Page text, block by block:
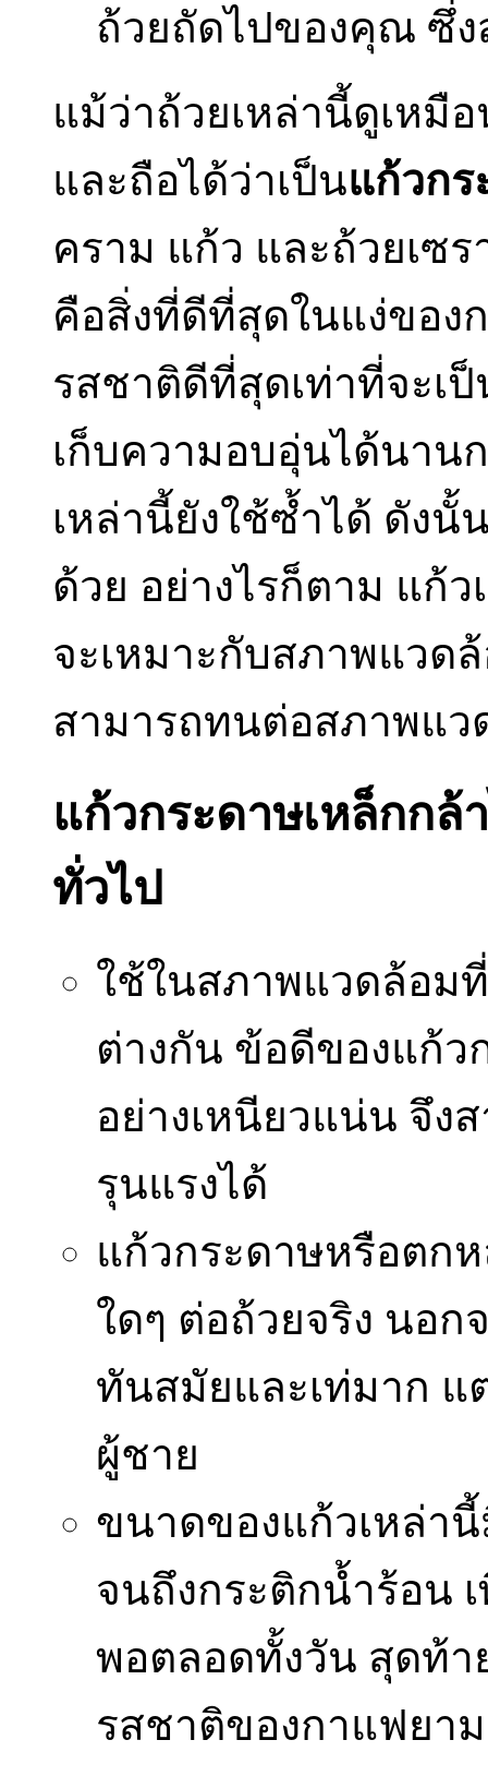
ถ้วยถัดไปของคุณ ซึ่
แม้ว่าถ้วยเหล่านี้ดูเหมื
และถือได้ว่าเป็นแก้วกร
คราม แก้ว และถ้วยเซ
คือสิ่งที่ดีที่สุดในแง่ขอ
รสชาติดีที่สุดเท่าที่จะเ
เก็บความอบอุ่นได้นาน
เหล่านี้ยังใช้ซ้ำได้ ดังนั้
ด้วย อย่างไรก็ตาม แก้
จะเหมาะกับสภาพแวด
สามารถทนต่อสภาพแว
แก้วกระดาษเหล็กกล้
ทั่วไป
ใช้ในสภาพแวดล้อม
ต่างกัน ข้อดีของแก้ว
อย่างเหนียวแน่น จึง
รุนแรงได้
แก้วกระดาษหรือตก
ใดๆ ต่อถ้วยจริง นอ
ทันสมัยและเท่มาก แ
ผู้ชาย
ขนาดของแก้วเหล่า
จนถึงกระติกน้ำร้อน
พอตลอดทั้งวัน สุดท้า
รสชาติของกาแฟยา